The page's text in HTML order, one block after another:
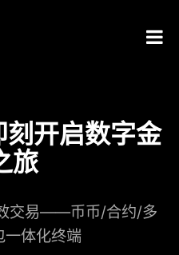
刻开启数字金
旅
交易——币币/合约/多
体化终端